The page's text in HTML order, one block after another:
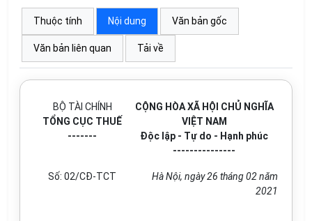
Thuộc tính Nội dung Văn bản gốc
Văn bản liên quan Tải về
BỘ TÀI CHÍNH
TỔNG CỤC THUẾ
-------
CỘNG HÒA XÃ HỘI CHỦ NGHĨA
VIỆT NAM
Độc lập - Tự do - Hạnh phúc
---------------
Số: 02/CĐ-TCT Hà Nội, ngày26 tháng02năm
2021